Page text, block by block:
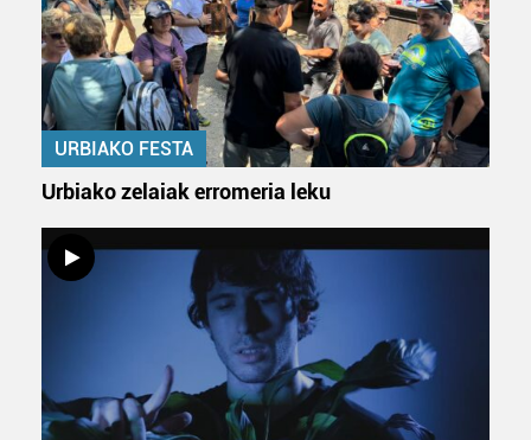
URBIAKO FESTA
Urbiako zelaiak erromeria leku